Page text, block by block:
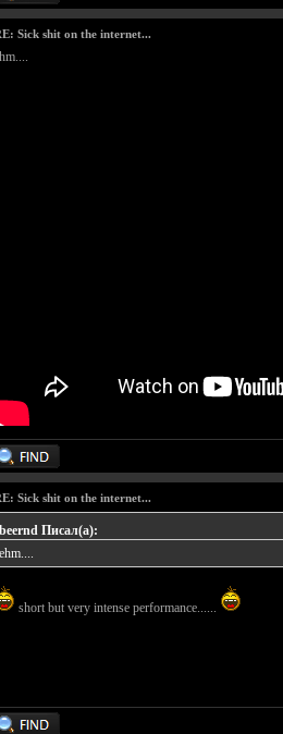
Sick shit on the internet...
Sick shit on the internet...
beernd Писал(а):
ehm....
short but very intense performance......